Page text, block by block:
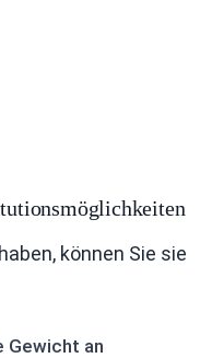
können Sie sie
Gewicht an